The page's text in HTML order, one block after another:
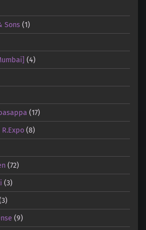
Sons(1)
(4)
(17)
(8)
(72)
(3)
(9)